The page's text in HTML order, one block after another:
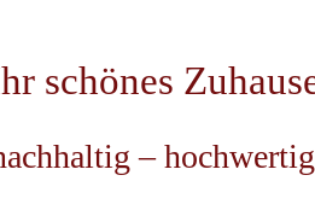
schönes
– hochwertig